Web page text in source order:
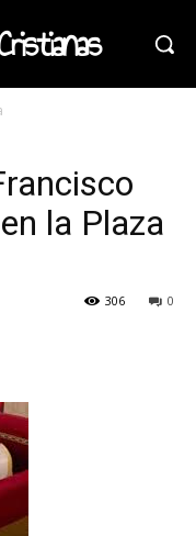
la Plaza
0
306